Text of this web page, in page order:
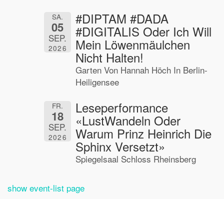
SA.
05
SEP.
2026
#DIPTAM #DADA
#DIGITALIS Oder Ich Will
Mein Löwenmäulchen
Nicht Halten!
Garten Von Hannah Höch In Berlin-
Heiligensee
FR.
18
SEP.
2026
Leseperformance
«LustWandeln Oder
Warum Prinz Heinrich Die
Sphinx Versetzt»
Spiegelsaal Schloss Rheinsberg
show event-list page